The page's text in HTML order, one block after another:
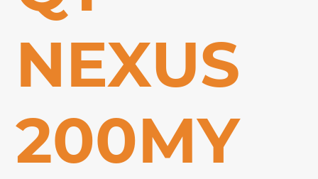
NEXUS
200MY